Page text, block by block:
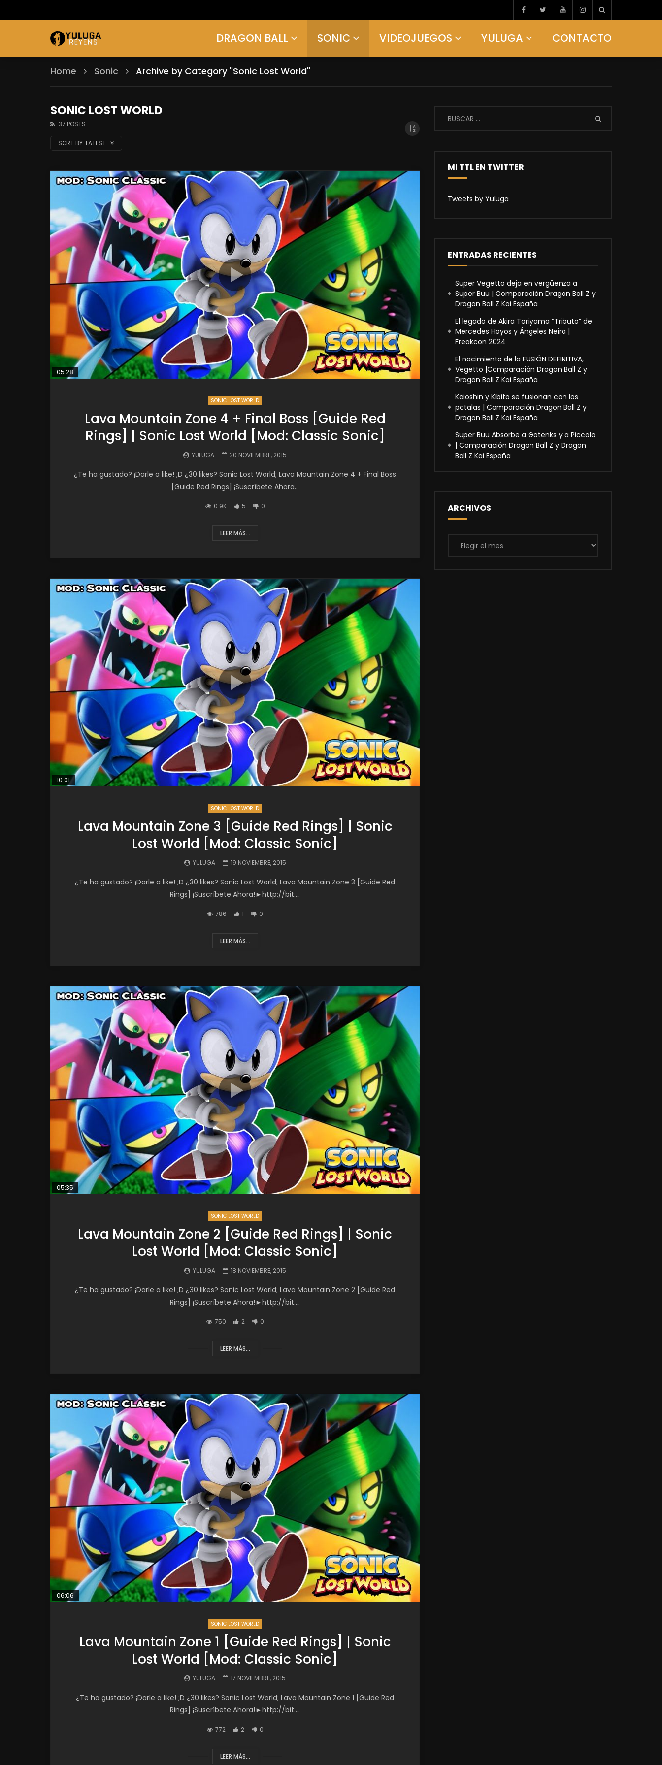
DRAGON BALL SONIC VIDEOJUEGOS YULUGA CONTACTO
Home Sonic Archive by Category "Sonic Lost World"
SONIC LOST WORLD
37 POSTS
SORT BY: LATEST
05:28
SONIC LOST WORLD
Lava Mountain Zone 4 + Final Boss [Guide Red
Rings] | Sonic Lost World [Mod: Classic Sonic]
YULUGA 20 NOVIEMBRE, 2015
¿Te ha gustado? ¡Darle a like! ;D ¿30 likes? Sonic Lost World; Lava Mountain Zone 4 + Final Boss
[Guide Red Rings] ¡Suscríbete Ahora...
0.9K 5 0
LEER MÁS...
10:01
SONIC LOST WORLD
Lava Mountain Zone 3 [Guide Red Rings] | Sonic
Lost World [Mod: Classic Sonic]
YULUGA 19 NOVIEMBRE, 2015
¿Te ha gustado? ¡Darle a like! ;D ¿30 likes? Sonic Lost World; Lava Mountain Zone 3 [Guide Red
Rings] ¡Suscríbete Ahora!►http://bit....
786 1 0
LEER MÁS...
05:35
SONIC LOST WORLD
Lava Mountain Zone 2 [Guide Red Rings] | Sonic
Lost World [Mod: Classic Sonic]
YULUGA 18 NOVIEMBRE, 2015
¿Te ha gustado? ¡Darle a like! ;D ¿30 likes? Sonic Lost World; Lava Mountain Zone 2 [Guide Red
Rings] ¡Suscríbete Ahora!►http://bit....
750 2 0
LEER MÁS...
06:06
SONIC LOST WORLD
Lava Mountain Zone 1 [Guide Red Rings] | Sonic
Lost World [Mod: Classic Sonic]
YULUGA 17 NOVIEMBRE, 2015
¿Te ha gustado? ¡Darle a like! ;D ¿30 likes? Sonic Lost World; Lava Mountain Zone 1 [Guide Red
Rings] ¡Suscríbete Ahora!►http://bit....
772 2 0
LEER MÁS...
MI TTL EN TWITTER
Tweets by Yuluga
ENTRADAS RECIENTES
Super Vegetto deja en vergüenza a
Super Buu | Comparación Dragon Ball Z y
Dragon Ball Z Kai España
El legado de Akira Toriyama “Tributo” de
Mercedes Hoyos y Ángeles Neira |
Freakcon 2024
El nacimiento de la FUSIÓN DEFINITIVA,
Vegetto |Comparación Dragon Ball Z y
Dragon Ball Z Kai España
Kaioshin y Kibito se fusionan con los
potalas | Comparación Dragon Ball Z y
Dragon Ball Z Kai España
Super Buu Absorbe a Gotenks y a Piccolo
| Comparación Dragon Ball Z y Dragon
Ball Z Kai España
ARCHIVOS
Archivos